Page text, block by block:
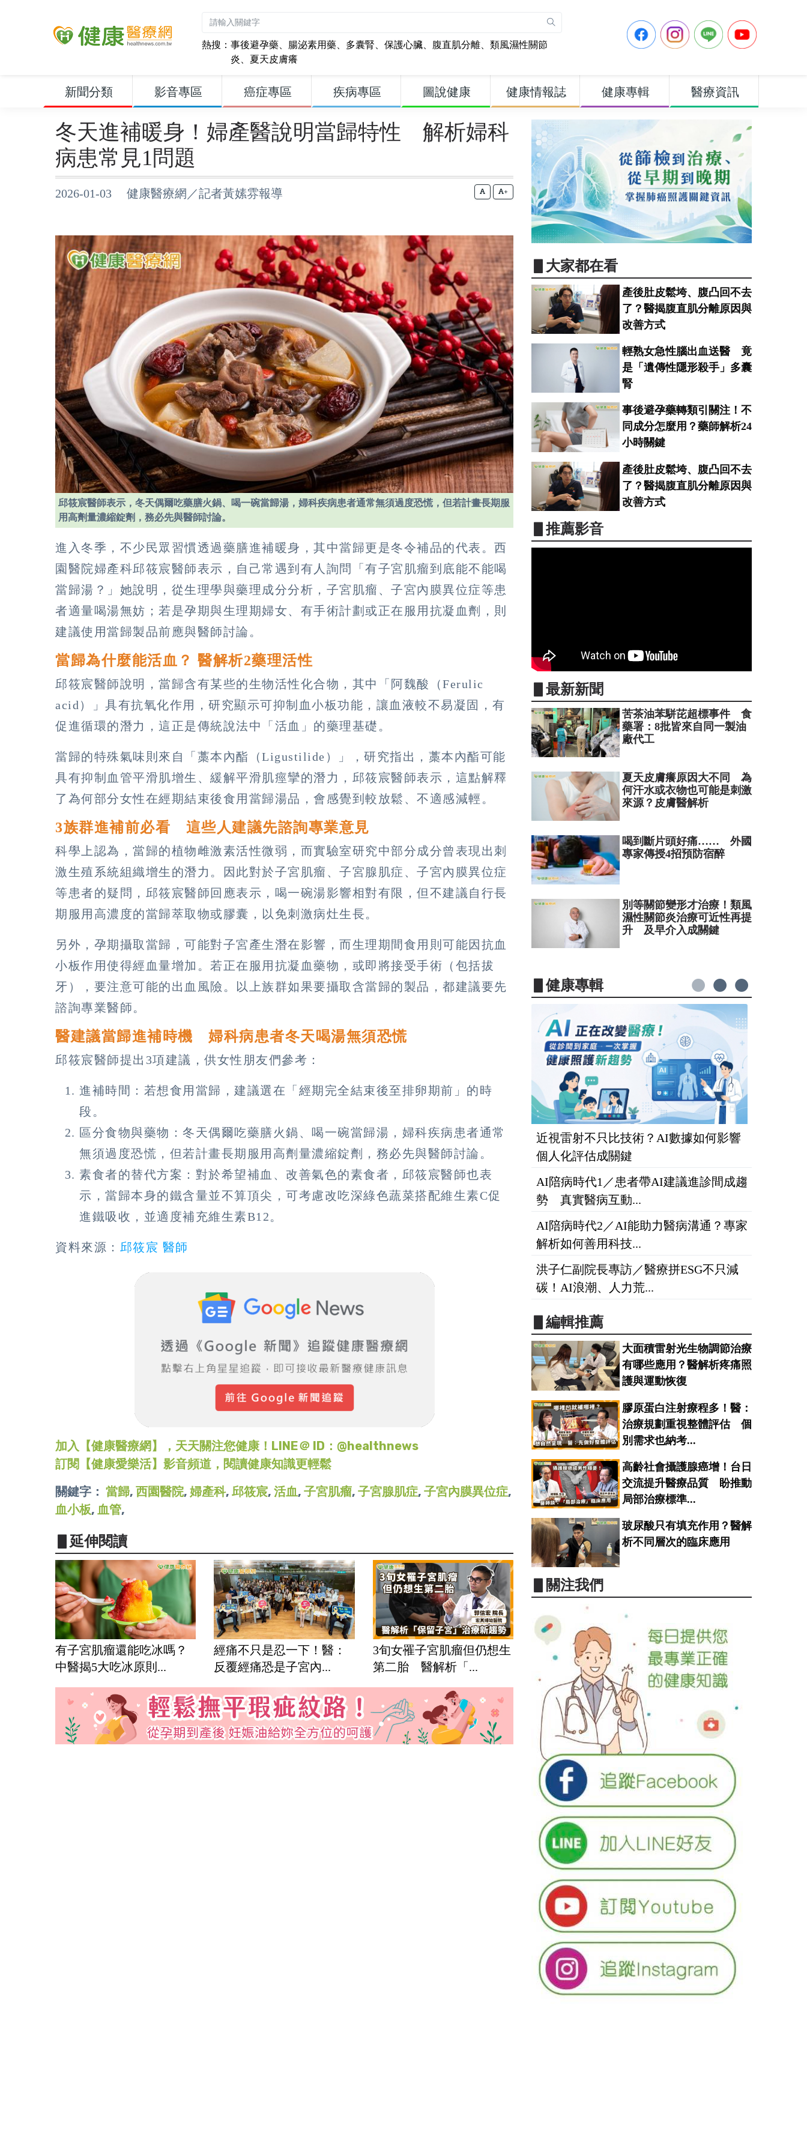
熱搜： 事後避孕藥、 腸泌素用藥、 多囊腎、 保護心臟、 腹直肌分離、 類風濕性關節
炎、 夏天皮膚癢
新聞分類 影音專區 癌症專區 疾病專區 圖說健康 健康情報誌 健康專輯 醫療資訊
冬天進補暖身！婦產醫說明當歸特性 解析婦科
病患常見1問題
2026-01-03 健康醫療網／記者黃嫊雰報導 +
邱筱宸醫師表示，冬天偶爾吃藥膳火鍋、喝一碗當歸湯，婦科疾病患者通常無須過度恐慌，但若計畫長期服
用高劑量濃縮錠劑，務必先與醫師討論。
進入冬季，不少民眾習慣透過藥膳進補暖身，其中當歸更是冬令補品的代表。西
園醫院婦產科邱筱宸醫師表示，自己常遇到有人詢問「有子宮肌瘤到底能不能喝
當歸湯？」她說明，從生理學與藥理成分分析，子宮肌瘤、子宮內膜異位症等患
者適量喝湯無妨；若是孕期與生理期婦女、有手術計劃或正在服用抗凝血劑，則
建議使用當歸製品前應與醫師討論。
當歸為什麼能活血？ 醫解析2藥理活性
邱筱宸醫師說明，當歸含有某些的生物活性化合物，其中「阿魏酸（Ferulic
acid）」具有抗氧化作用，研究顯示可抑制血小板功能，讓血液較不易凝固，有
促進循環的潛力，這正是傳統說法中「活血」的藥理基礎。
當歸的特殊氣味則來自「藁本內酯（Ligustilide）」，研究指出，藁本內酯可能
具有抑制血管平滑肌增生、緩解平滑肌痙攣的潛力，邱筱宸醫師表示，這點解釋
了為何部分女性在經期結束後食用當歸湯品，會感覺到較放鬆、不適感減輕。
3族群進補前必看 這些人建議先諮詢專業意見
科學上認為，當歸的植物雌激素活性微弱，而實驗室研究中部分成分曾表現出刺
激生殖系統組織增生的潛力。因此對於子宮肌瘤、子宮腺肌症、子宮內膜異位症
等患者的疑問，邱筱宸醫師回應表示，喝一碗湯影響相對有限，但不建議自行長
期服用高濃度的當歸萃取物或膠囊，以免刺激病灶生長。
另外，孕期攝取當歸，可能對子宮產生潛在影響，而生理期間食用則可能因抗血
小板作用使得經血量增加。若正在服用抗凝血藥物，或即將接受手術（包括拔
牙），要注意可能的出血風險。以上族群如果要攝取含當歸的製品，都建議要先
諮詢專業醫師。
醫建議當歸進補時機 婦科病患者冬天喝湯無須恐慌
邱筱宸醫師提出3項建議，供女性朋友們參考：
進補時間：若想食用當歸，建議選在「經期完全結束後至排卵期前」的時
段。
區分食物與藥物：冬天偶爾吃藥膳火鍋、喝一碗當歸湯，婦科疾病患者通常
無須過度恐慌，但若計畫長期服用高劑量濃縮錠劑，務必先與醫師討論。
素食者的替代方案：對於希望補血、改善氣色的素食者，邱筱宸醫師也表
示，當歸本身的鐵含量並不算頂尖，可考慮改吃深綠色蔬菜搭配維生素C促
進鐵吸收，並適度補充維生素B12。
資料來源： 邱筱宸 醫師
加入【健康醫療網】，天天關注您健康！LINE＠ ID：@healthnews
訂閱【健康愛樂活】影音頻道，閱讀健康知識更輕鬆
關鍵字： 當歸, 西園醫院, 婦產科, 邱筱宸, 活血, 子宮肌瘤, 子宮腺肌症, 子宮內膜異位症,
血小板, 血管,
▋延伸閱讀
有子宮肌瘤還能吃冰嗎？
中醫揭5大吃冰原則...
經痛不只是忍一下！醫：
反覆經痛恐是子宮內...
3旬女罹子宮肌瘤但仍想生
第二胎 醫解析「...
▋大家都在看
產後肚皮鬆垮、腹凸回不去
了？醫揭腹直肌分離原因與
改善方式
輕熟女急性腦出血送醫 竟
是「遺傳性隱形殺手」多囊
腎
事後避孕藥轉類引關注！不
同成分怎麼用？藥師解析24
小時關鍵
產後肚皮鬆垮、腹凸回不去
了？醫揭腹直肌分離原因與
改善方式
▋推薦影音
▋最新新聞
苦茶油苯駢芘超標事件 食
藥署：8批皆來自同一製油
廠代工
夏天皮膚癢原因大不同 為
何汗水或衣物也可能是刺激
來源？皮膚醫解析
喝到斷片頭好痛…… 外國
專家傳授4招預防宿醉
別等關節變形才治療！類風
濕性關節炎治療可近性再提
升 及早介入成關鍵
▋健康專輯
近視雷射不只比技術？AI數據如何影響
個人化評估成關鍵
AI陪病時代1／患者帶AI建議進診間成趨
勢 真實醫病互動...
AI陪病時代2／AI能助力醫病溝通？專家
解析如何善用科技...
洪子仁副院長專訪／醫療拼ESG不只減
碳！AI浪潮、人力荒...
▋編輯推薦
大面積雷射光生物調節治療
有哪些應用？醫解析疼痛照
護與運動恢復
膠原蛋白注射療程多！醫：
治療規劃重視整體評估 個
別需求也納考...
高齡社會攝護腺癌增！台日
交流提升醫療品質 盼推動
局部治療標準...
玻尿酸只有填充作用？醫解
析不同層次的臨床應用
▋關注我們